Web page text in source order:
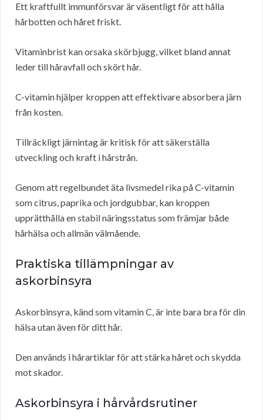
Ett kraftfullt immunförsvar är väsentligt för att hålla
hårbotten och håret friskt.
Vitaminbrist kan orsaka skörbjugg, vilket bland annat
leder till håravfall och skört hår.
C-vitamin hjälper kroppen att effektivare absorbera järn
från kosten.
Tillräckligt järnintag är kritisk för att säkerställa
utveckling och kraft i hårstrån.
Genom att regelbundet äta livsmedel rika på C-vitamin
som citrus, paprika och jordgubbar, kan kroppen
upprätthålla en stabil näringsstatus som främjar både
hårhälsa och allmän välmående.
Praktiska tillämpningar av
askorbinsyra
Askorbinsyra, känd som vitamin C, är inte bara bra för din
hälsa utan även för ditt hår.
Den används i hårartiklar för att stärka håret och skydda
mot skador.
Askorbinsyra i hårvårdsrutiner